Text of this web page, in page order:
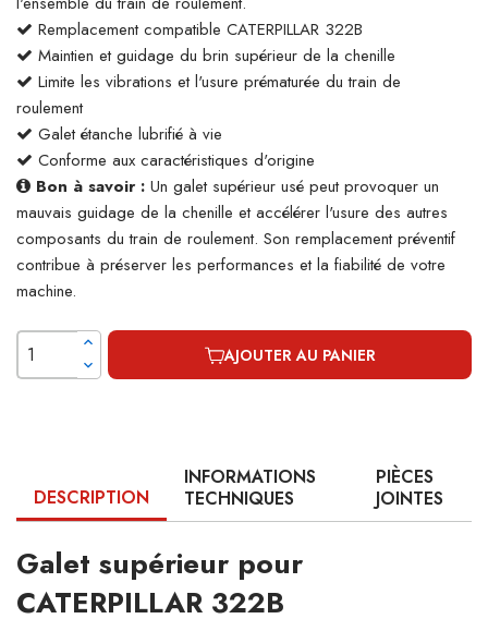
Remplacement compatible CATERPILLAR 322B
Maintien et guidage du brin supérieur de la chenille
Limite les vibrations et l'usure prématurée du train de
roulement
Galet étanche lubrifié à vie
Conforme aux caractéristiques d'origine
Bon à savoir : Un galet supérieur usé peut provoquer un
mauvais guidage de la chenille et accélérer l'usure des autres
composants du train de roulement. Son remplacement préventif
contribue à préserver les performances et la fiabilité de votre
machine.
AJOUTER AU PANIER
DESCRIPTION
INFORMATIONS
TECHNIQUES
PIÈCES
JOINTES
Galet supérieur pour
CATERPILLAR 322B